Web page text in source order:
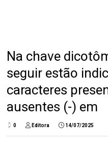
Na chave
seguir estão
caracteres
ausentes (-) em
0 Editora 14/07/2025